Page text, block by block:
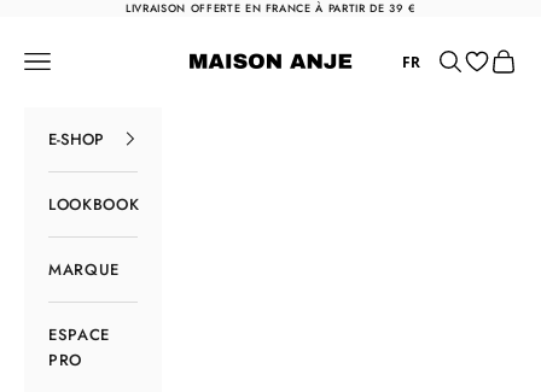
Passer au contenuLIVRAISON OFFERTE EN FRANCE À PARTIR DE 39 €
Maison Anje
Menu FR Rechercher
Panier
E-SHOP
LOOKBOOK
MARQUE
ESPACE
PRO